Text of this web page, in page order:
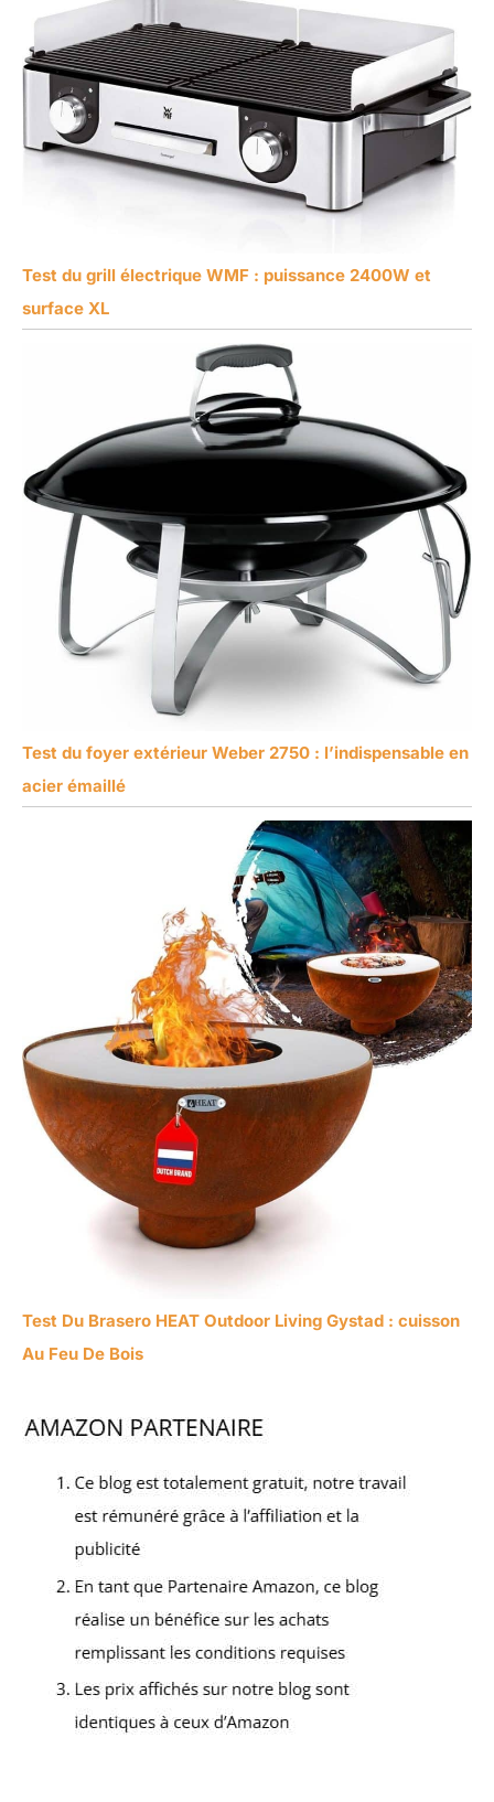
Test du grill électrique WMF : puissance 2400W et
surface XL
Test du foyer extérieur Weber 2750 : l’indispensable en
acier émaillé
Test Du Brasero HEAT Outdoor Living Gystad : cuisson
Au Feu De Bois